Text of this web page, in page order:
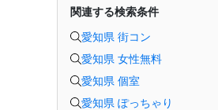
関連する検索条件
愛知県 街コン
愛知県 女性無料
愛知県 個室
愛知県 ぽっちゃり